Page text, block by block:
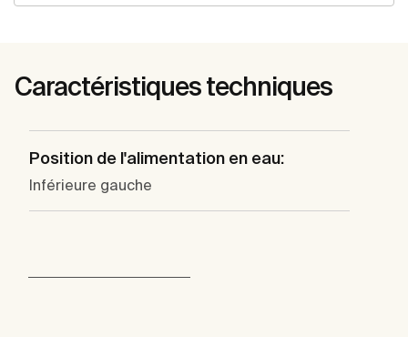
Caractéristiques techniques
Position de l'alimentation en eau:
Inférieure gauche